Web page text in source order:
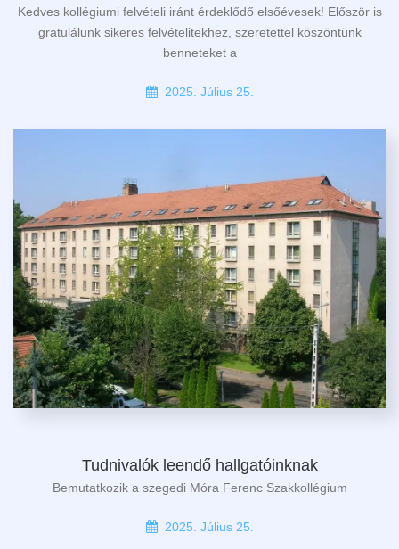
Kedves kollégiumi felvételi iránt érdeklődő elsőévesek! Először is
gratulálunk sikeres felvételitekhez, szeretettel köszöntünk
benneteket a
2025. Július 25.
Tudnivalók leendő hallgatóinknak
Bemutatkozik a szegedi Móra Ferenc Szakkollégium
2025. Július 25.